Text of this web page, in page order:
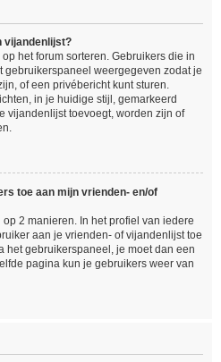
vijandenlijst?
het forum sorteren. Gebruikers die in
weergegeven zodat je
of een privébericht kunt sturen.
in je huidige stijl, gemarkeerd
vijandenlijst toevoegt, worden zijn of
toe aan mijn vrienden- en/of
2 manieren. In het profiel van iedere
aan je vrienden- of vijandenlijst toe
het gebruikerspaneel, je moet dan een
pagina kun je gebruikers weer van